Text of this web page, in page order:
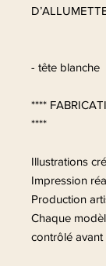
- tête blanche
****
****
Illustrations
Impression
Production
Chaque
contrôlé